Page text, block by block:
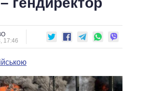
І ОФІС
РАДА
ПІДТРИМАТИ
ПОЛІТИКІВ
17:46